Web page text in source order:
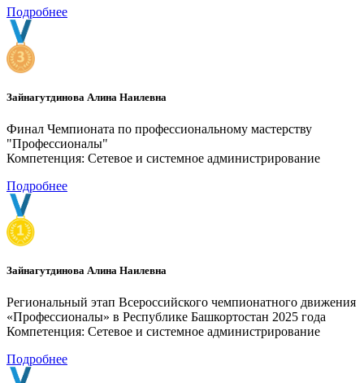
Подробнее
Зайнагутдинова Алина Наилевна
Финал Чемпионата по профессиональному мастерству
"Профессионалы"
Компетенция: Сетевое и системное администрирование
Подробнее
Зайнагутдинова Алина Наилевна
Региональный этап Всероссийского чемпионатного движения
«Профессионалы» в Республике Башкортостан 2025 года
Компетенция: Сетевое и системное администрирование
Подробнее